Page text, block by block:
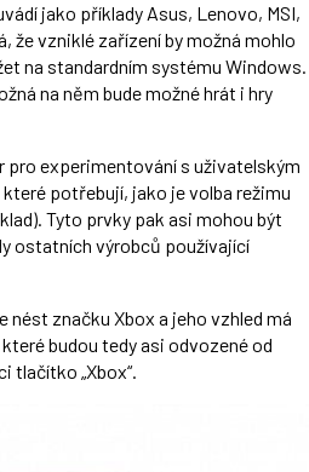
jako příklady Asus, Lenovo, MSI,
že vzniklé zařízení by možná mohlo
na standardním systému Windows.
na něm bude možné hrát i hry
pro experimentování s uživatelským
potřebují, jako je volba režimu
Tyto prvky pak asi mohou být
ostatních výrobců používající
nést značku Xbox a jeho vzhled má
budou tedy asi odvozené od
tlačítko „Xbox“.